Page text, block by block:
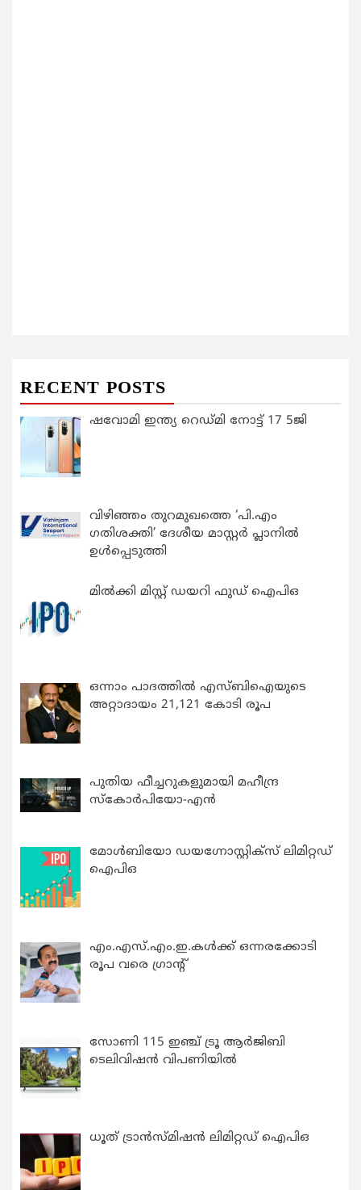
RECENT POSTS
ഷവോമി ഇന്ത്യ റെഡ്മി നോട്ട് 17 5ജി
വിഴിഞ്ഞം തുറമുഖത്തെ ‘പി.എം
ഗതിശക്തി’ ദേശീയ മാസ്റ്റർ പ്ലാനിൽ
ഉൾപ്പെടുത്തി
മിൽക്കി മിസ്റ്റ് ഡയറി ഫുഡ് ഐപിഒ
ഒന്നാം പാദത്തിൽ എസ്ബിഐയുടെ
അറ്റാദായം 21,121 കോടി രൂപ
പുതിയ ഫീച്ചറുകളുമായി മഹീന്ദ്ര
സ്കോർപിയോ-എൻ
മോൾബിയോ ഡയഗ്നോസ്റ്റിക്സ് ലിമിറ്റഡ്
ഐപിഒ
എം.എസ്.എം.ഇ.കൾക്ക് ഒന്നരക്കോടി
രൂപ വരെ ഗ്രാന്റ്
സോണി 115 ഇഞ്ച് ട്രൂ ആർജിബി
ടെലിവിഷൻ വിപണിയിൽ
ധൂത് ട്രാൻസ്മിഷൻ ലിമിറ്റഡ് ഐപിഒ